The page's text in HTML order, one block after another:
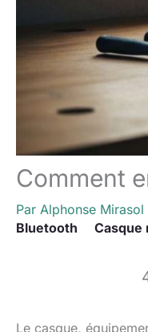
Comment
Par Alphonse Mirasol
Bluetooth
Casque
Le casque,